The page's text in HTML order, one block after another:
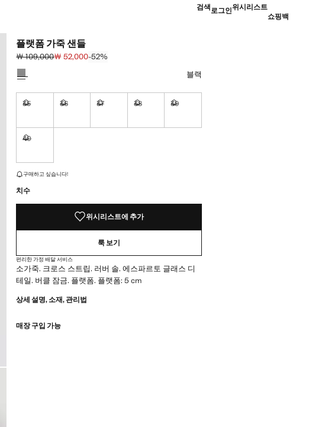
검색로그인위시리스트
쇼핑백
플랫폼 가죽 샌들
초기 가격 취소선 [￦ 109,000 ]
￦ 109,000
현재 가격 [￦ 52,000 ]
￦ 52,000-52%
색상을 선택하세요
블랙
35 36 37 38 39
40
재고가 얼마 남지 않았어요!
구매하고 싶습니다!
치수
위시리스트에 추가
룩 보기
편리한 가정 배달 서비스
소가죽. 크로스 스트립. 러버 솔. 에스파르토 글래스 디
테일. 버클 잠금. 플랫폼. 플랫폼: 5 cm
상세 설명, 소재, 관리법
매장 구입 가능